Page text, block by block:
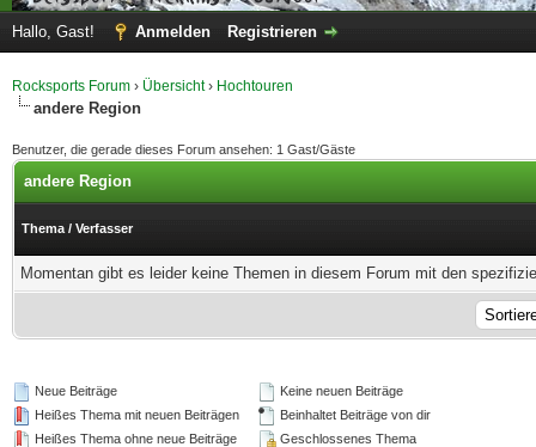
Hallo, Gast! Anmelden Registrieren
Rocksports Forum › Übersicht› Hochtouren
andere Region
Benutzer, die gerade dieses Forum ansehen: 1 Gast/Gäste
andere Region
Thema / Verfasser
Momentan gibt es leider keine Themen in diesem Forum mit den
Neue Beiträge
Heißes Thema mit neuen Beiträgen
Heißes Thema ohne neue Beiträge
Keine neuen Beiträge
Beinhaltet Beiträge von dir
Geschlossenes Thema